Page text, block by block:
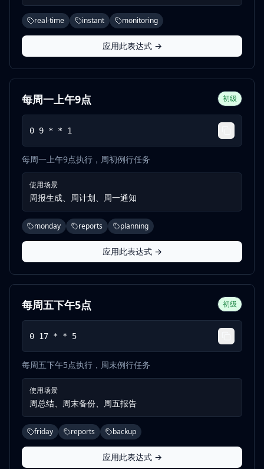
real-time instant monitoring
应用此表达式 →
每周一上午9点 初级
0 9 * * 1
每周一上午9点执行，周初例行任务
使用场景
周报生成、周计划、周一通知
monday reports planning
应用此表达式 →
每周五下午5点 初级
0 17 * * 5
每周五下午5点执行，周末例行任务
使用场景
周总结、周末备份、周五报告
friday reports backup
应用此表达式 →